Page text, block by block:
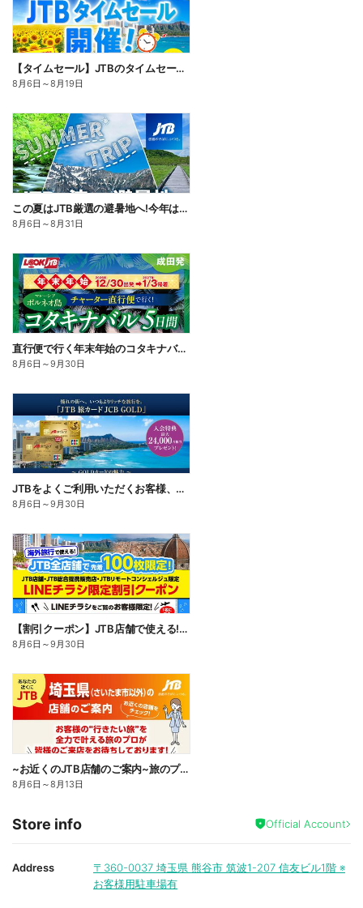
【タイムセール】JTBのタイムセール開催中!国内も海外も♪期間限定なのでお見逃しなく!
8月6日 ～8月19日
この夏はJTB厳選の避暑地へ!今年は、旅の目的地に「涼しさ」を選んでみませんか。割引クーポンもご用意
8月6日 ～8月31日
直行便で行く年末年始のコタキナバル。リバーサファリや2つの離島巡りなどから選べる満喫プランをご用意♪
8月6日 ～9月30日
JTBをよくご利用いただくお客様、旅行がお好きなお客様に特におすすめのカード。入会キャンペーン実施中
8月6日 ～9月30日
【割引クーポン】JTB店舗で使える!LINEチラシをご覧のお客様限定のお得な海外割引クーポン配布中♪
8月6日 ～9月30日
~お近くのJTB店舗のご案内~旅のプロがお客様の行きたい旅を叶えます!ご来店お待ちしております
8月6日 ～8月13日
Store info Official Account
Address 〒360-0037 埼玉県 熊谷市 筑波1-207 信友ビル1階 ※
お客様用駐車場有